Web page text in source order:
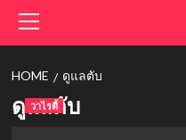
Menu
HOME ดูแลตับ
ดูแลตับ
วาไรตี้